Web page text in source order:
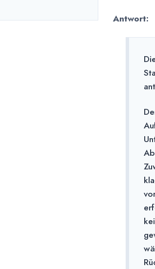
Antwort: